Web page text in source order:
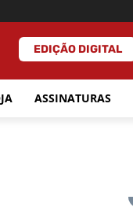
EDIÇÃO DIGITAL
ASSINATURAS